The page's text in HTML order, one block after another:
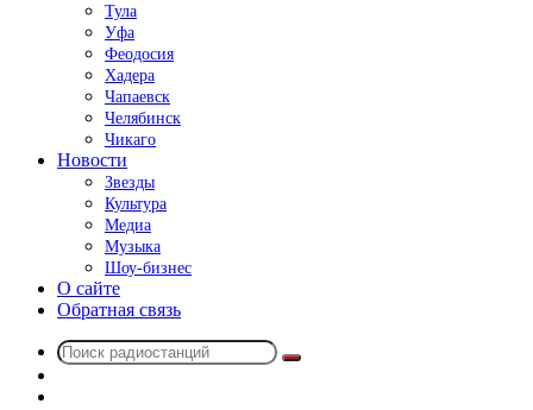
Тула
Уфа
Феодосия
Хадера
Чапаевск
Челябинск
Чикаго
Новости
Звезды
Культура
Медиа
Музыка
Шоу-бизнес
О сайте
Обратная связь
Поиск